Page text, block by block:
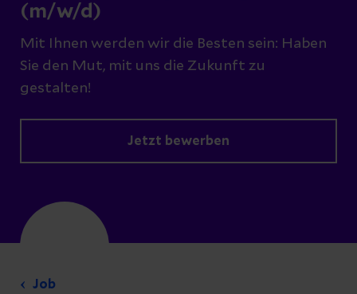
(m/w/d)
Mit Ihnen werden wir die Besten sein: Haben
Sie den Mut, mit uns die Zukunft zu
gestalten!
Jetzt bewerben
Job